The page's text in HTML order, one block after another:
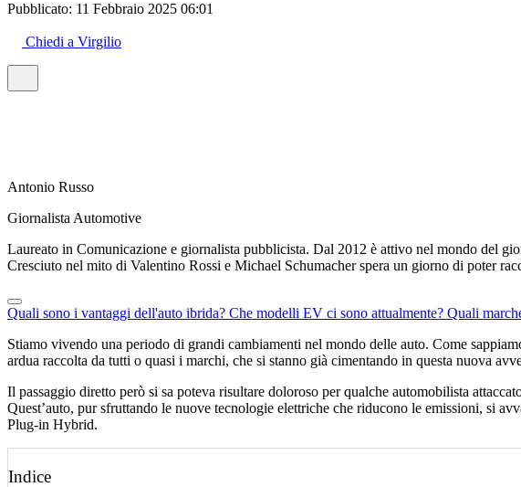
Pubblicato: 11 Febbraio 2025 06:01
Chiedi a Virgilio
Antonio Russo
Giornalista Automotive
Laureato in Comunicazione e giornalista pubblicista. Dal 2012 è attivo nel mondo del
Cresciuto nel mito di Valentino Rossi e Michael Schumacher spera un giorno di poter
Quali sono i vantaggi dell'auto ibrida? Che modelli EV ci sono attualmente? Quali
Stiamo vivendo una periodo di grandi cambiamenti nel mondo delle auto. Come
ardua raccolta da tutti o quasi i marchi, che si stanno già cimentando in questa nuova
Il passaggio diretto però si sa poteva risultare doloroso per qualche automobilista
Quest’auto, pur sfruttando le nuove tecnologie elettriche che riducono le emissioni, si
Plug-in Hybrid.
Indice